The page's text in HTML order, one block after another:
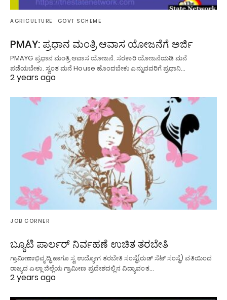
AGRICULTURE GOVT SCHEME
PMAY: ಪ್ರಧಾನ ಮಂತ್ರಿ ಆವಾಸ ಯೋಜನೆಗೆ ಅರ್ಜಿ
PMAYG ಪ್ರಧಾನ ಮಂತ್ರಿ ಆವಾಸ ಯೋಜನೆ. ಸರಕಾರಿ ಯೋಜನೆಯಡಿ ಮನೆ
ಪಡೆಯಬೇಕು. ಸ್ವಂತ ಮನೆ House ಹೊಂದಬೇಕು ಎನ್ನುವವರಿಗೆ ಪ್ರಧಾನಿ…
2 years ago
JOB CORNER
ಬ್ಯೂಟಿ ಪಾರ್ಲರ್ ನಿರ್ವಹಣೆ ಉಚಿತ ತರಬೇತಿ
ಗ್ರಾಮೀಣಾಭಿವೃದ್ಧಿ ಹಾಗೂ ಸ್ವ ಉದ್ಯೋಗ ತರಬೇತಿ ಸಂಸ್ಥೆ(ರುಡ್ ಸೆಟ್ ಸಂಸ್ಥೆ) ವತಿಯಿಂದ
ರಾಜ್ಯದ ಎಲ್ಲಾ ಜಿಲ್ಲೆಯ ಗ್ರಾಮೀಣ ಪ್ರದೇಶದಲ್ಲಿನ ವಿದ್ಯಾವಂತ…
2 years ago